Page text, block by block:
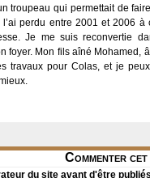
troupeau qui permettait de
perdu entre 2001 et 2006 à
Je me suis reconvertie
foyer. Mon fils aîné Mohamed,
travaux pour Colas, et je
Commenter
du site avant d'être